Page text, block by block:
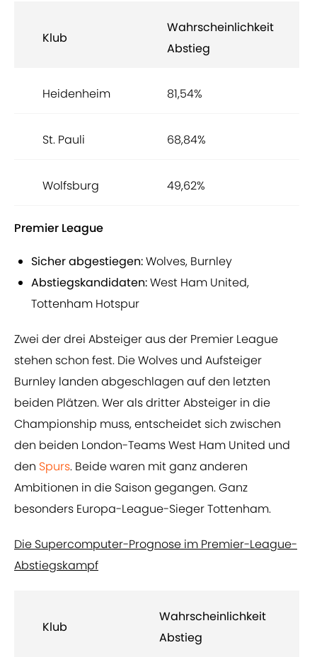
Klub
Wahrscheinlichkeit
Abstieg
Heidenheim 81,54%
St. Pauli 68,84%
Wolfsburg 49,62%
Premier League
Sicher abgestiegen:Wolves, Burnley
Abstiegskandidaten:West Ham United,
Tottenham Hotspur
Zwei der drei Absteiger aus der Premier League
stehen schon fest. Die Wolves und Aufsteiger
Burnley landen abgeschlagen auf den letzten
beiden Plätzen. Wer als dritter Absteiger in die
Championship muss, entscheidet sich zwischen
den beiden London-Teams West Ham United und
den Spurs. Beide waren mit ganz anderen
Ambitionen in die Saison gegangen. Ganz
besonders Europa-League-Sieger Tottenham.
Die Supercomputer-Prognose im Premier-League-
Abstiegskampf
Klub
Wahrscheinlichkeit
Abstieg